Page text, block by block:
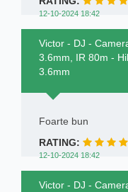
12-10-2024 18:42
Victor - DJ -
3.6mm, IR 80m -
3.6mm
Foarte bun
RATING:
12-10-2024 18:42
Victor - DJ -